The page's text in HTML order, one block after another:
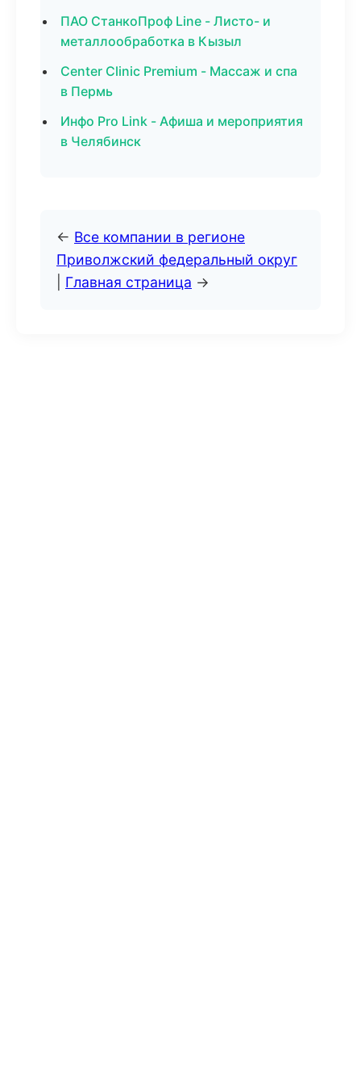
ПАО СтанкоПроф Line - Листо- и
металлообработка в Кызыл
Center Clinic Premium - Массаж и спа
в Пермь
Инфо Pro Link - Афиша и мероприятия
в Челябинск
← Все компании в регионе
Приволжский федеральный округ
Главная страница →